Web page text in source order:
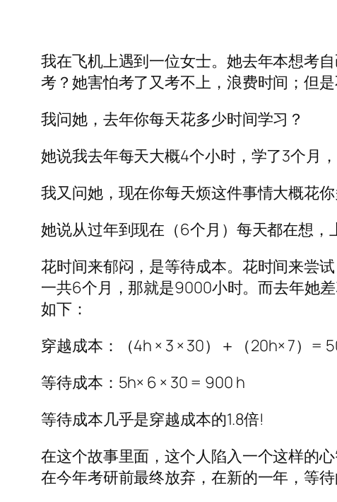
我在飞机上遇到一位女士。她去年本想考
考？她害怕考了又考不上，浪费时间；但
我问她，去年你每天花多少时间学习？
她说我去年每天大概4个小时，学了3个月
我又问她，现在你每天烦这件事情大概花
她说从过年到现在（6个月）每天都在想，
花时间来郁闷，是等待成本。花时间来尝
一共6个月，那就是9000小时。而去年她
如下：
穿越成本：（4h × 3 × 30）＋（20h× 7）=
等待成本：5h× 6 × 30 = 900 h
等待成本几乎是穿越成本的1.8倍!
在这个故事里面，这个人陷入一个这样的
在今年考研前最终放弃，在新的一年，等